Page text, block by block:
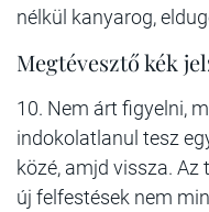
nélkül kanyarog,
Megtévesztő kék
10. Nem árt figyelni,
indokolatlanul tesz
közé, amjd vissza. Az
új felfestések nem